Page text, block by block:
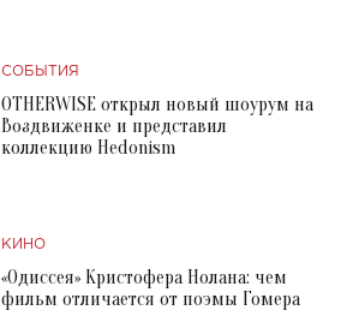
СОБЫТИЯ
OTHERWISE открыл новый шоурум на
Воздвиженке и представил
коллекцию Hedonism
КИНО
«Одиссея» Кристофера Нолана: чем
фильм отличается от поэмы Гомера